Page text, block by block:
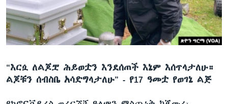
ቋንቋዎች
“እርሷ ለልጆቿ ሕይወቷን እንደሰጠች እኔም እሰጥላታለሁ።
ልጆቹን ሰብስቤ አሳድግላታለሁ” - የ17 ዓመቷ የወገኔ ልጅ